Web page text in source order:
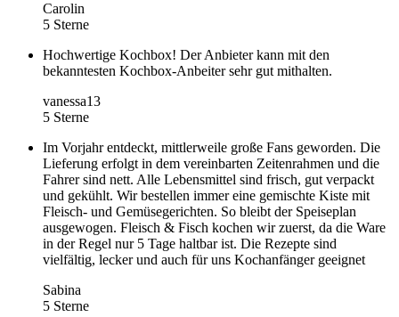
Carolin
5 Sterne
Hochwertige Kochbox! Der Anbieter kann mit den
bekanntesten Kochbox-Anbeiter sehr gut mithalten.
vanessa13
5 Sterne
Im Vorjahr entdeckt, mittlerweile große Fans geworden. Die
Lieferung erfolgt in dem vereinbarten Zeitenrahmen und die
Fahrer sind nett. Alle Lebensmittel sind frisch, gut verpackt
und gekühlt. Wir bestellen immer eine gemischte Kiste mit
Fleisch- und Gemüsegerichten. So bleibt der Speiseplan
ausgewogen. Fleisch & Fisch kochen wir zuerst, da die Ware
in der Regel nur 5 Tage haltbar ist. Die Rezepte sind
vielfältig, lecker und auch für uns Kochanfänger geeignet
Sabina
5 Sterne